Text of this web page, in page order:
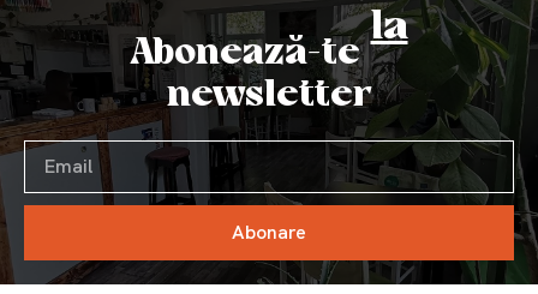
Abonează-te
la
newsletter
Abonare